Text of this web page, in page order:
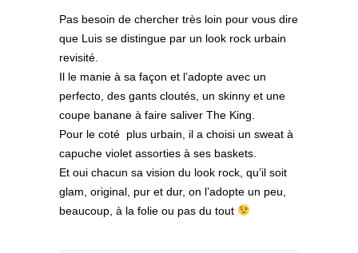
Pas besoin de chercher très loin pour vous dire
que Luis se distingue par un look rock urbain
revisité.
Il le manie à sa façon et l’adopte avec un
perfecto, des gants cloutés, un skinny et une
coupe banane à faire saliver The King.
Pour le coté plus urbain, il a choisi un sweat à
capuche violet assorties à ses baskets.
Et oui chacun sa vision du look rock, qu’il soit
glam, original, pur et dur, on l’adopte un peu,
beaucoup, à la folie ou pas du tout